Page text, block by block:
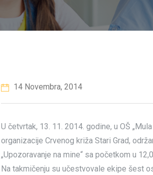
14 Novembra, 2014
U četvrtak, 13. 11. 2014. godine, u OŠ
organizacije Crvenog križa Stari Grad,
„Upozoravanje na mine“ sa početkom u
Na takmičenju su učestvovale ekipe šest